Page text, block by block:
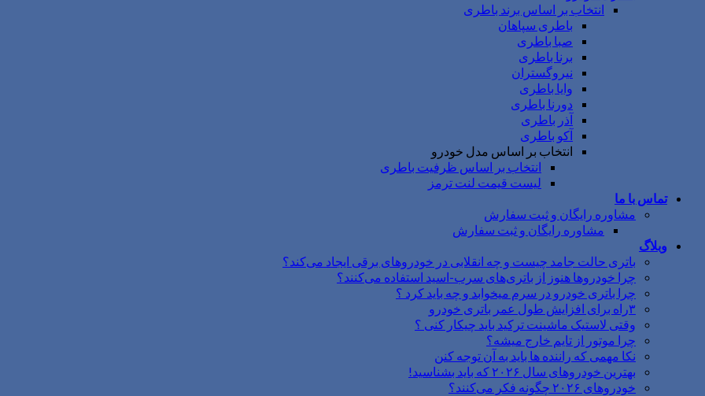
انتخاب بر اساس برند باطری
باطری سپاهان
صبا باطری
برنا باطری
نیروگستران
وایا باطری
دورنا باطری
آذر باطری
آکو باطری
انتخاب بر اساس مدل خودرو
انتخاب بر اساس ظرفیت باطری
لیست قیمت لنت ترمز
تماس با ما
مشاوره رایگان و ثبت سفارش
مشاوره رایگان و ثبت سفارش
وبلاگ
باتری حالت جامد چیست و چه انقلابی در خودروهای برقی ایجاد می‌کند؟
چرا خودروها هنوز از باتری‌های سرب-اسید استفاده می‌کنند؟
چرا باتری خودرو در سرم میخوابد و چه باید کرد ؟
۳راه برای افزایش طول عمر باتری خودرو
وقتی لاستیک ماشینت ترکید باید چیکار کنی ؟
چرا موتور از تایم خارج میشه؟
نکا مهمی که راننده ها باید به آن توجه کنن
بهترین خودروهای سال ۲۰۲۶ که باید بشناسید!
خودروهای ۲۰۲۶ چگونه فکر می‌کنند؟